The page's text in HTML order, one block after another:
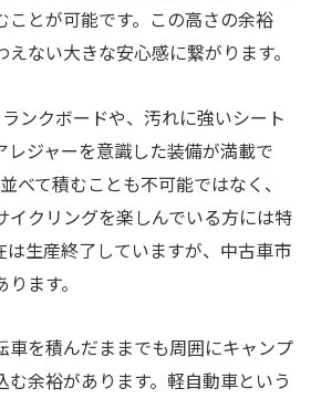
ことが可能です。この高さの余裕
ない大きな安心感に繋がります。
ンクボードや、汚れに強いシート
レジャーを意識した装備が満載で
べて積むことも不可能ではなく、
イクリングを楽しんでいる方には特
は生産終了していますが、中古車市
ます。
車を積んだままでも周囲にキャンプ
余裕があります。軽自動車という